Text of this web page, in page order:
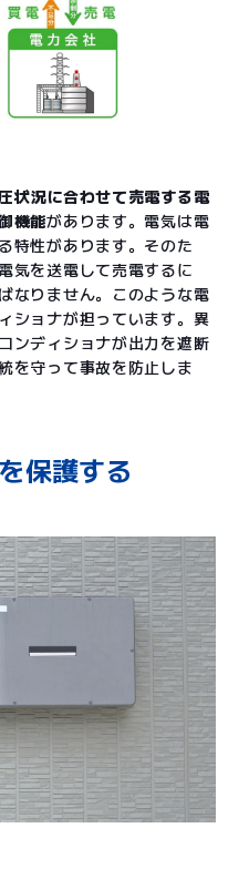
状況に合わせて売電する電
機能があります。電気は電
特性があります。そのた
気を送電して売電するに
なりません。このような電
ショナが担っています。異
ンディショナが出力を遮断
を守って事故を防止しま
保護する